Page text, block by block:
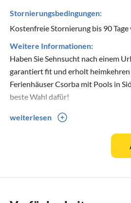
Stornierungsbedingungen:
Kostenfreie Stornierung bis 90
Weitere Informationen:
Haben Sie Sehnsucht nach einem
garantiert fit und erholt heimkehren
Ferienhäuser Csorba mit Pools in
beste Wahl dafür!
Am stimmungsvollen Ufer des
Ausflüge in der wunderschönen
einfach Energie in unserem
tanken! Nach einigen Tagen kann
weiterlesen